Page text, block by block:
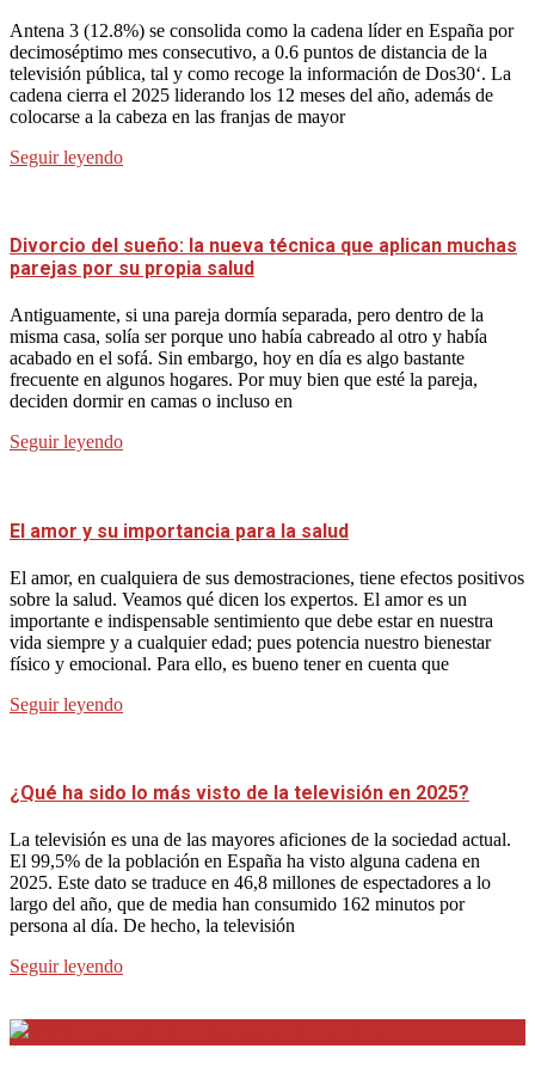
Antena 3 (12.8%) se consolida como la cadena líder en España por
decimoséptimo mes consecutivo, a 0.6 puntos de distancia de la
televisión pública, tal y como recoge la información de Dos30‘. La
cadena cierra el 2025 liderando los 12 meses del año, además de
colocarse a la cabeza en las franjas de mayor
Seguir leyendo
Divorcio del sueño: la nueva técnica que aplican muchas
parejas por su propia salud
Antiguamente, si una pareja dormía separada, pero dentro de la
misma casa, solía ser porque uno había cabreado al otro y había
acabado en el sofá. Sin embargo, hoy en día es algo bastante
frecuente en algunos hogares. Por muy bien que esté la pareja,
deciden dormir en camas o incluso en
Seguir leyendo
El amor y su importancia para la salud
El amor, en cualquiera de sus demostraciones, tiene efectos positivos
sobre la salud. Veamos qué dicen los expertos. El amor es un
importante e indispensable sentimiento que debe estar en nuestra
vida siempre y a cualquier edad; pues potencia nuestro bienestar
físico y emocional. Para ello, es bueno tener en cuenta que
Seguir leyendo
¿Qué ha sido lo más visto de la televisión en 2025?
La televisión es una de las mayores aficiones de la sociedad actual.
El 99,5% de la población en España ha visto alguna cadena en
2025. Este dato se traduce en 46,8 millones de espectadores a lo
largo del año, que de media han consumido 162 minutos por
persona al día. De hecho, la televisión
Seguir leyendo